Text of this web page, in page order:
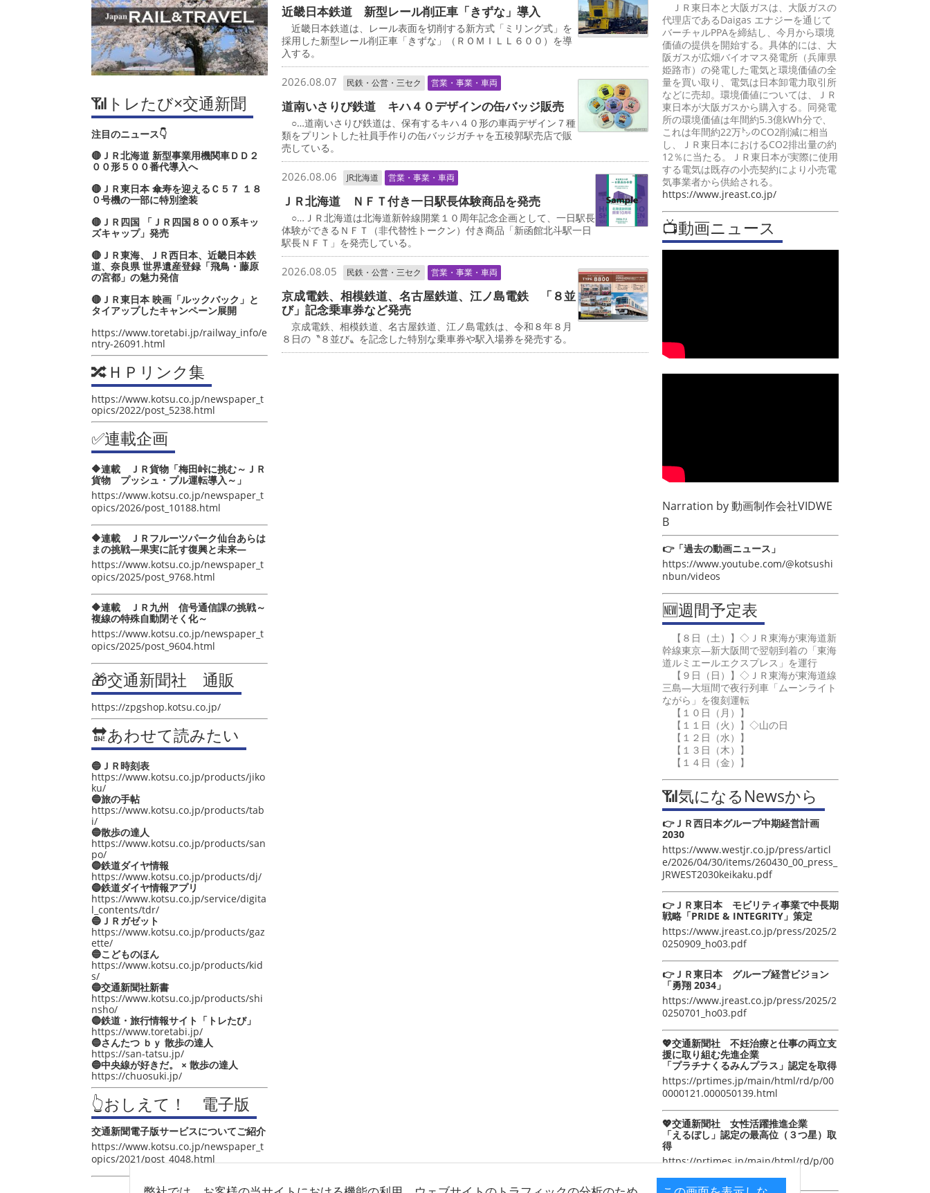
📶トレたび×交通新聞
注目のニュース👇
🔴ＪＲ北海道 新型事業用機関車ＤＤ２
００形５００番代導入へ
🔴ＪＲ東日本 傘寿を迎えるＣ５７ １８
０号機の一部に特別塗装
🔴ＪＲ四国 「ＪＲ四国８０００系キッ
ズキャップ」発売
🔴ＪＲ東海、ＪＲ西日本、近畿日本鉄
道、奈良県 世界遺産登録「飛鳥・藤原
の宮都」の魅力発信
🔴ＪＲ東日本 映画「ルックバック」と
タイアップしたキャンペーン展開
https://www.toretabi.jp/railway_info/e
ntry-26091.html
🔀ＨＰリンク集
https://www.kotsu.co.jp/newspaper_t
opics/2022/post_5238.html
✅連載企画
🔶連載 ＪＲ貨物「梅田峠に挑む～ＪＲ
貨物 プッシュ・プル運転導入～」
https://www.kotsu.co.jp/newspaper_t
opics/2026/post_10188.html
🔶連載 ＪＲフルーツパーク仙台あらは
まの挑戦―果実に託す復興と未来―
https://www.kotsu.co.jp/newspaper_t
opics/2025/post_9768.html
🔶連載 ＪＲ九州 信号通信課の挑戦～
複線の特殊自動閉そく化～
https://www.kotsu.co.jp/newspaper_t
opics/2025/post_9604.html
🎁交通新聞社 通販
https://zpgshop.kotsu.co.jp/
🔛あわせて読みたい
🔵ＪＲ時刻表
https://www.kotsu.co.jp/products/jiko
ku/
🔵旅の手帖
https://www.kotsu.co.jp/products/tab
i/
🔵散歩の達人
https://www.kotsu.co.jp/products/san
po/
🔵鉄道ダイヤ情報
https://www.kotsu.co.jp/products/dj/
🔵鉄道ダイヤ情報アプリ
https://www.kotsu.co.jp/service/digita
l_contents/tdr/
🔵ＪＲガゼット
https://www.kotsu.co.jp/products/gaz
ette/
🔵こどものほん
https://www.kotsu.co.jp/products/kid
s/
🔵交通新聞社新書
https://www.kotsu.co.jp/products/shi
nsho/
🔵鉄道・旅行情報サイト「トレたび」
https://www.toretabi.jp/
🔵さんたつ ｂｙ 散歩の達人
https://san-tatsu.jp/
🔵中央線が好きだ。 × 散歩の達人
https://chuosuki.jp/
👆おしえて！ 電子版
交通新聞電子版サービスについてご紹介
https://www.kotsu.co.jp/newspaper_t
opics/2021/post_4048.html
近畿日本鉄道 新型レール削正車「きずな」導入
近畿日本鉄道は、レール表面を切削する新方式「ミリング式」を
採用した新型レール削正車「きずな」（ＲＯＭＩＬＬ６００）を導
入する。
2026.08.07 民鉄・公営・三セク 営業・事業・車両
道南いさりび鉄道 キハ４０デザインの缶バッジ販売
○…道南いさりび鉄道は、保有するキハ４０形の車両デザイン７種
類をプリントした社員手作りの缶バッジガチャを五稜郭駅売店で販
売している。
2026.08.06 JR北海道 営業・事業・車両
ＪＲ北海道 ＮＦＴ付き一日駅長体験商品を発売
○…ＪＲ北海道は北海道新幹線開業１０周年記念企画として、一日駅長
体験ができるＮＦＴ（非代替性トークン）付き商品「新函館北斗駅一日
駅長ＮＦＴ」を発売している。
2026.08.05 民鉄・公営・三セク 営業・事業・車両
京成電鉄、相模鉄道、名古屋鉄道、江ノ島電鉄 「８並
び」記念乗車券など発売
京成電鉄、相模鉄道、名古屋鉄道、江ノ島電鉄は、令和８年８月
８日の〝８並び〟を記念した特別な乗車券や駅入場券を発売する。
ＪＲ東日本と大阪ガスは、大阪ガスの
代理店であるDaigas エナジーを通じて
バーチャルPPAを締結し、今月から環境
価値の提供を開始する。具体的には、大
阪ガスが広畑バイオマス発電所（兵庫県
姫路市）の発電した電気と環境価値の全
量を買い取り、電気は日本卸電力取引所
などに売却。環境価値については、ＪＲ
東日本が大阪ガスから購入する。同発電
所の環境価値は年間約5.3億kWh分で、
これは年間約22万㌧のCO2削減に相当
し、ＪＲ東日本におけるCO2排出量の約
12％に当たる。ＪＲ東日本が実際に使用
する電気は既存の小売契約により小売電
気事業者から供給される。
https://www.jreast.co.jp/
📺動画ニュース
Narration by動画制作会社VIDWE
B
👉「過去の動画ニュース」
https://www.youtube.com/@kotsushi
nbun/videos
🆕週間予定表
【８日（土）】◇ＪＲ東海が東海道新
幹線東京―新大阪間で翌朝到着の「東海
道ルミエールエクスプレス」を運行
【９日（日）】◇ＪＲ東海が東海道線
三島―大垣間で夜行列車「ムーンライト
ながら」を復刻運転
【１０日（月）】
【１１日（火）】◇山の日
【１２日（水）】
【１３日（木）】
【１４日（金）】
📶気になるNewsから
👉ＪＲ西日本グループ中期経営計画
2030
https://www.westjr.co.jp/press/articl
e/2026/04/30/items/260430_00_press_
JRWEST2030keikaku.pdf
👉ＪＲ東日本 モビリティ事業で中長期
戦略「PRIDE & INTEGRITY」策定
https://www.jreast.co.jp/press/2025/2
0250909_ho03.pdf
👉ＪＲ東日本 グループ経営ビジョン
「勇翔 2034」
https://www.jreast.co.jp/press/2025/2
0250701_ho03.pdf
💖交通新聞社 不妊治療と仕事の両立支
援に取り組む先進企業
「プラチナくるみんプラス」認定を取得
https://prtimes.jp/main/html/rd/p/00
0000121.000050139.html
💖交通新聞社 女性活躍推進企業
「えるぼし」認定の最高位（３つ星）取
得
https://prtimes.jp/main/html/rd/p/00